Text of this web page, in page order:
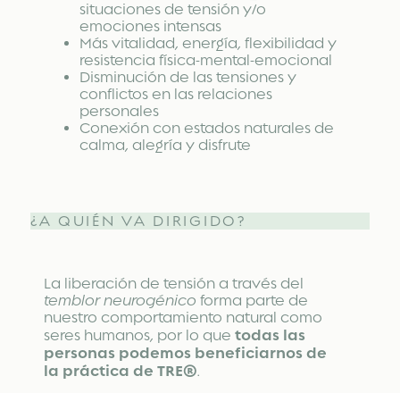
situaciones de tensión y/o
emociones intensas
Más vitalidad, energía, flexibilidad y
resistencia física-mental-emocional
Disminución de las tensiones y
conflictos en las relaciones
personales
Conexión con estados naturales de
calma, alegría y disfrute
¿A QUIÉN VA DIRIGIDO?
La liberación de tensión a través del
temblor neurogénico forma parte de
nuestro comportamiento natural como
seres humanos, por lo quetodas las
personas podemos beneficiarnos de
la práctica de TRE®.